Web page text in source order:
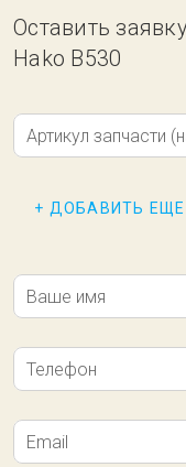
Оставить
Hako B530
Артикул запчасти
+ ДОБАВИТЬ ЕЩЕ
Ваше имя
Телефон
Email